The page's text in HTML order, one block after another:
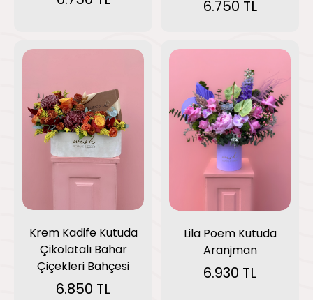
6.750 TL
Krem Kadife Kutuda
Çikolatalı Bahar
Çiçekleri Bahçesi
6.850 TL
Lila Poem Kutuda
Aranjman
6.930 TL